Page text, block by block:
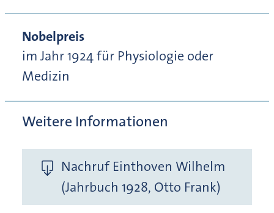
Nobelpreis
im Jahr 1924 für Physiologie oder
Medizin
Weitere Informationen
Nachruf Einthoven Wilhelm
(Jahrbuch 1928, Otto Frank)